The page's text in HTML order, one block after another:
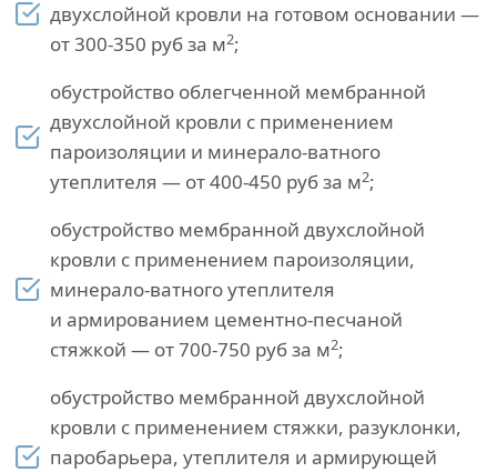
двухслойной кровли на готовом основании —
от 300-350 руб за м2;
обустройство облегченной мембранной
двухслойной кровли с применением
пароизоляции и минерало-ватного
утеплителя — от 400-450 руб за м2;
обустройство мембранной двухслойной
кровли с применением пароизоляции,
минерало-ватного утеплителя
и армированием цементно-песчаной
стяжкой — от 700-750 руб за м2;
обустройство мембранной двухслойной
кровли с применением стяжки, разуклонки,
паробарьера, утеплителя и армирующей